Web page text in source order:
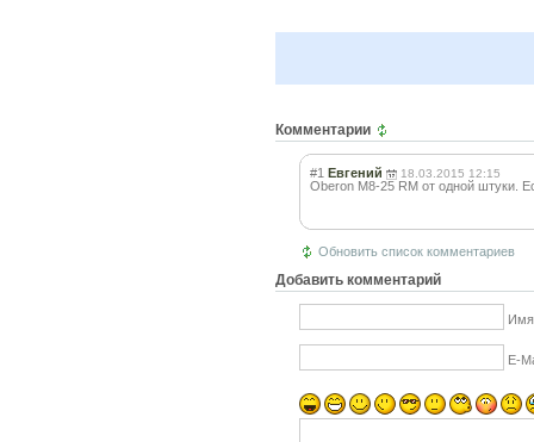
Комментарии
#1 Евгений 18.03.2015 12:15
Oberon M8-25 RM от одной штуки.
Обновить список комментариев
Добавить комментарий
Имя
E-